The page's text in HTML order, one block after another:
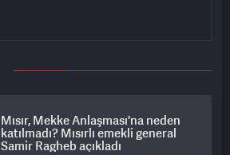
Mısır, Mekke Anlaşması'na neden
katılmadı? Mısırlı emekli general
Samir Ragheb açıkladı